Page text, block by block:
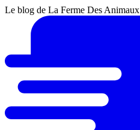
Le blog de La Ferme Des Animaux